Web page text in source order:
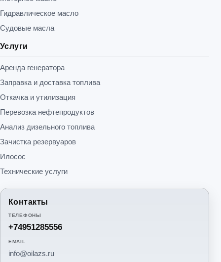
Гидравлическое масло
Судовые масла
Услуги
Аренда генератора
Заправка и доставка топлива
Откачка и утилизация
Перевозка нефтепродуктов
Анализ дизельного топлива
Зачистка резервуаров
Илосос
Технические услуги
Контакты
ТЕЛЕФОНЫ
+74951285556
EMAIL
info@oilazs.ru